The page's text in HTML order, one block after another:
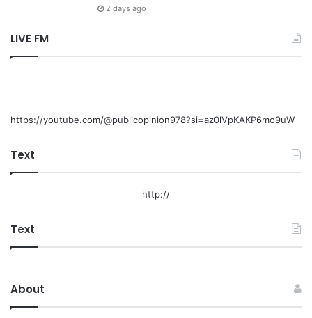
2 days ago
LIVE FM
https://youtube.com/@publicopinion978?si=az0lVpKAKP6mo9uW
Text
http://
Text
About